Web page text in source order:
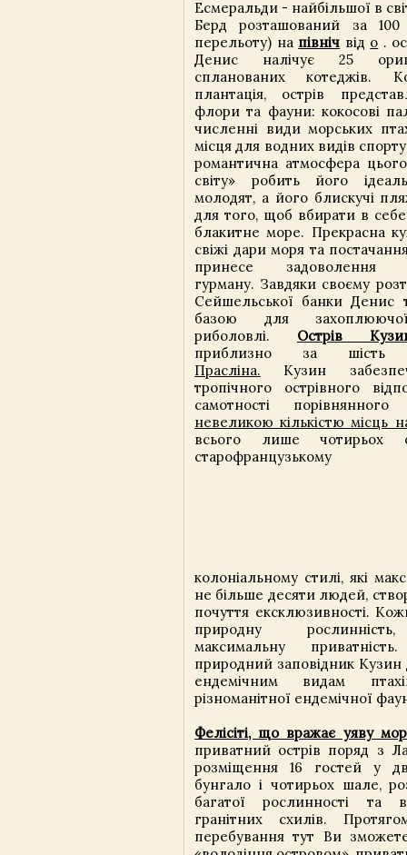
Есмеральди - найбільшої в
Берд розташований за
перельоту) на північ від о .
Денис налічує 25
спланованих котеджів.
плантація, острів
флори та фауни: кокосові
численні види морських
місця для водних видів
романтична атмосфера
світу» робить його
молодят, а його блискучі
для того, щоб вбирати в
блакитне море. Прекрасна
свіжі дари моря та
принесе задоволення
гурману. Завдяки своєму
Сейшельської банки Денис
базою для
риболовлі. Острів
приблизно за шість
Прасліна. Кузин
тропічного острівного
самотності
невеликою кількістю місць
всього лише чотирьох
старофранцузькому
колоніальному стилі, які
не більше десяти людей,
почуття ексклюзивності.
природну
максимальну
природний заповідник
ендемічним видам
різноманітної ендемічної
Фелісіті, що вражає уяву
приватний острів поряд з
розміщення 16 гостей у
бунгало і чотирьох шале,
багатої рослинності та
гранітних схилів.
перебування тут Ви